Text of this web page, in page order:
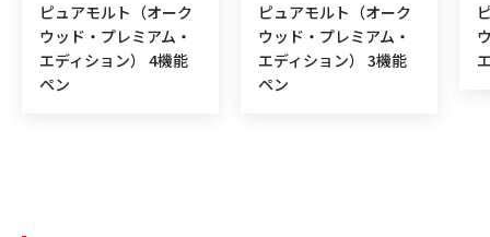
ピュアモルト（オーク
ウッド・プレミアム・
エディション） 4機能
ペン
ピュアモルト（オーク
ウッド・プレミアム・
エディション） 3機能
ペン